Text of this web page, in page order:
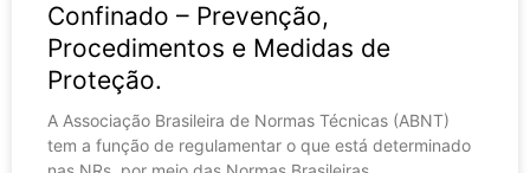
Confinado – Prevenção,
Procedimentos e Medidas de
Proteção.
A Associação Brasileira de Normas Técnicas (ABNT)
tem a função de regulamentar o que está determinado